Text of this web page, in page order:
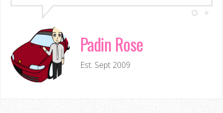
Padin Rose
Est. Sept 2009